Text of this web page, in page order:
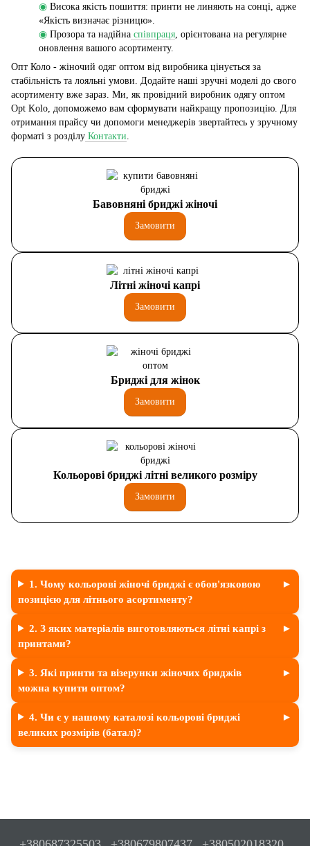
◉ Висока якість пошиття: принти не линяють на сонці, адже
«Якість визначає різницю».
◉ Прозора та надійна співпраця , орієнтована на регулярне
оновлення вашого асортименту.
Опт Коло - жіночий одяг оптом від виробника цінується за
стабільність та лояльні умови. Додайте наші зручні моделі до свого
асортименту вже зараз. Ми, як провідний виробник одягу оптом
Opt Kolo, допоможемо вам сформувати найкращу пропозицію. Для
отримання прайсу чи допомоги менеджерів звертайтесь у зручному
форматі з розділу Контакти
Бавовняні бриджі жіночі
Замовити
Літні жіночі капрі
Замовити
Бриджі для жінок
Замовити
Кольорові бриджі літні великого розміру
Замовити
1. Чому кольорові жіночі бриджі є обов'язковою
позицією для літнього асортименту?
2. З яких матеріалів виготовляються літні капрі з
принтами?
3. Які принти та візерунки жіночих бриджів
можна купити оптом?
4. Чи є у нашому каталозі кольорові бриджі
великих розмірів (батал)?